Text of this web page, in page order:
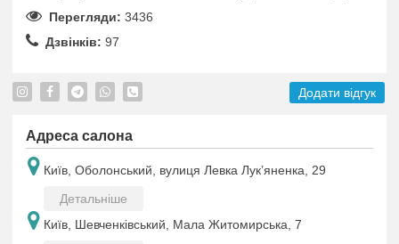
Перегляди: 3436
Дзвінків: 97
Додати відгук
Адреса салона
Київ, Оболонський, вулиця Левка Лукʼяненка, 29
Детальніше
Київ, Шевченківський, Мала Житомирська, 7